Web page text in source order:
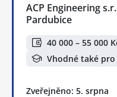
ACP Engineering
Pardubice
40 000 – 55 000
Vhodné také
Zveřejněno: 5. srpna